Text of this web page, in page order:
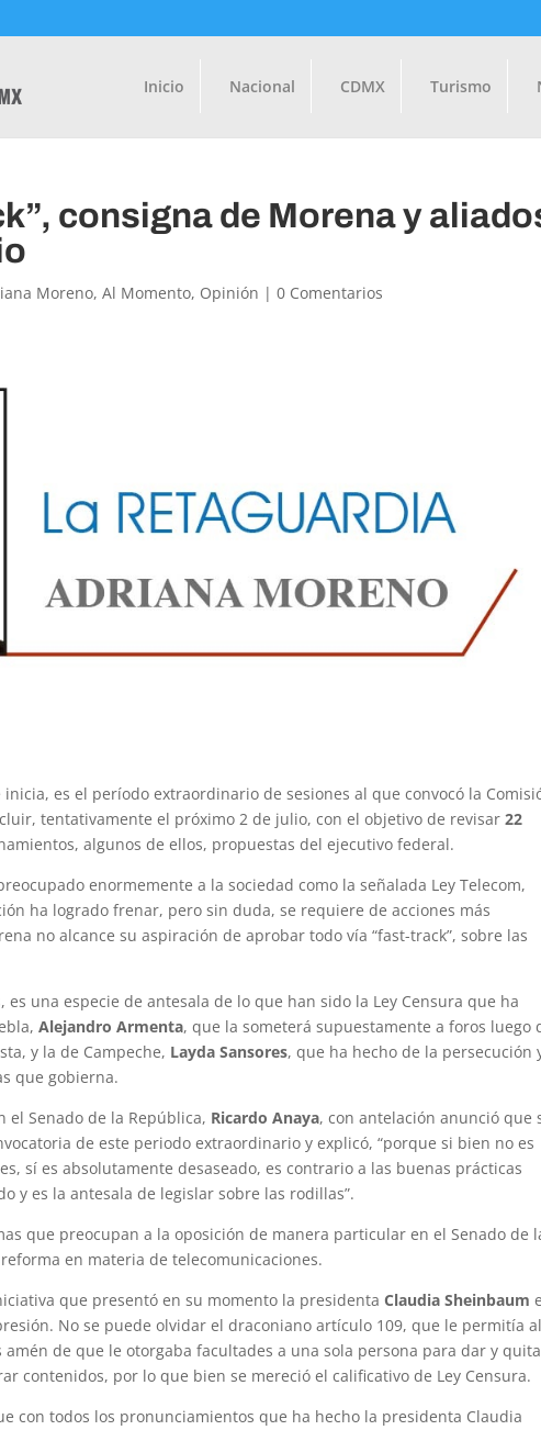
Inicio Nacional CDMX Turismo
consigna de Morena y
Moreno,Al Momento, Opinión |0 Comentarios
es el período extraordinario de sesiones al que convocó la
tentativamente el próximo 2 de julio, con el objetivo de revisar22
algunos de ellos, propuestas del ejecutivo federal.
enormemente a la sociedad como la señalada Ley Telecom,
ha logrado frenar, pero sin duda, se requiere de acciones más
no alcance su aspiración de aprobar todo vía “fast-track”, sobre las
es una especie de antesala de lo que han sido la Ley Censura que ha
Alejandro Armenta, que la someterá supuestamente a foros luego
y la de Campeche, Layda Sansores, que ha hecho de la persecución
que gobierna.
el Senado de la República, Ricardo Anaya, con antelación anunció que
de este periodo extraordinario y explicó, “porque si bien no es
sí es absolutamente desaseado, es contrario a las buenas prácticas
y es la antesala de legislar sobre las rodillas”.
que preocupan a la oposición de manera particular en el Senado de
en materia de telecomunicaciones.
que presentó en su momento la presidentaClaudia Sheinbaum
No se puede olvidar el draconiano artículo 109, que le permitía
de que le otorgaba facultades a una sola persona para dar y
contenidos, por lo que bien se mereció el calificativo de Ley Censura.
con todos los pronunciamientos que ha hecho la presidenta Claudia